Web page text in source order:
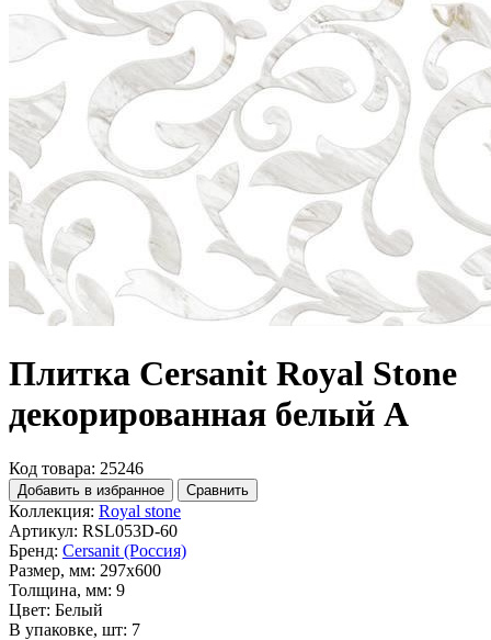
Плитка Cersanit Royal Stone
декорированная белый A
Код товара: 25246
Добавить в избранное Сравнить
Коллекция: Royal stone
Артикул: RSL053D-60
Бренд: Cersanit (Россия)
Размер, мм: 297x600
Толщина, мм: 9
Цвет: Белый
В упаковке, шт: 7